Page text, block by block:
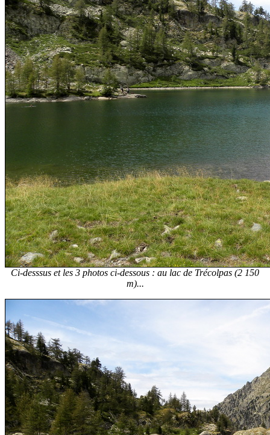
Ci-desssus et les 3 photos ci-dessous : au lac de Trécolpas (2 150
m)...